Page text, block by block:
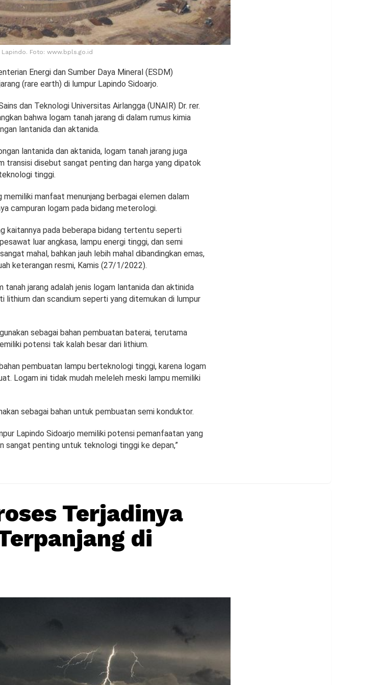
Lapindo. Foto: www.bpls.go.id
Energi dan Sumber Daya Mineral (ESDM)
(rare earth) di lumpur Lapindo Sidoarjo.
dan Teknologi Universitas Airlangga (UNAIR) Dr. rer.
bahwa logam tanah jarang di dalam rumus kimia
lantanida dan aktanida.
lantanida dan aktanida, logam tanah jarang juga
transisi disebut sangat penting dan harga yang dipatok
tinggi.
manfaat menunjang berbagai elemen dalam
campuran logam pada bidang meterologi.
kaitannya pada beberapa bidang tertentu seperti
luar angkasa, lampu energi tinggi, dan semi
mahal, bahkan jauh lebih mahal dibandingkan emas,
keterangan resmi, Kamis (27/1/2022).
tanah jarang adalah jenis logam lantanida dan aktinida
lithium dan scandium seperti yang ditemukan di lumpur
sebagai bahan pembuatan baterai, terutama
potensi tak kalah besar dari lithium.
pembuatan lampu berteknologi tinggi, karena logam
Logam ini tidak mudah meleleh meski lampu memiliki
sebagai bahan untuk pembuatan semi konduktor.
Lapindo Sidoarjo memiliki potensi pemanfaatan yang
sangat penting untuk teknologi tinggi ke depan,”
Terjadinya
di